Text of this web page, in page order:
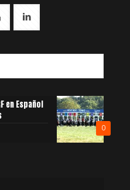
0
en Español